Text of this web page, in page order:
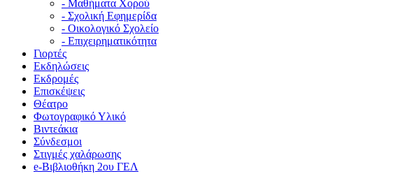
- Μαθήματα Χορού
- Σχολική Εφημερίδα
- Οικολογικό Σχολείο
- Επιχειρηματικότητα
Γιορτές
Εκδηλώσεις
Εκδρομές
Επισκέψεις
Θέατρο
Φωτογραφικό Υλικό
Βιντεάκια
Σύνδεσμοι
Στιγμές χαλάρωσης
e-Βιβλιοθήκη 2ου ΓΕΛ